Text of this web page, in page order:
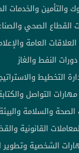
والتأمين والخدمات
القطاع الصحي
العامة
دورات النفط والغاز
التخطيط
التواصل
الصحة والسلامة والبيئة
القانونية
الشخصية وتطوير